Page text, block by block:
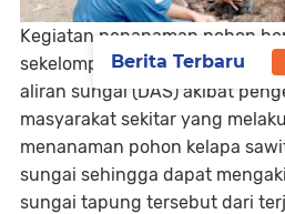
Kegiatan penanaman pohon
sekelompok pemuda yang
aliran sungai (DAS) akibat
masyarakat sekitar yang
menanaman pohon kelapa
sungai sehingga dapat
sungai tapung tersebut dari
Berita Terbaru